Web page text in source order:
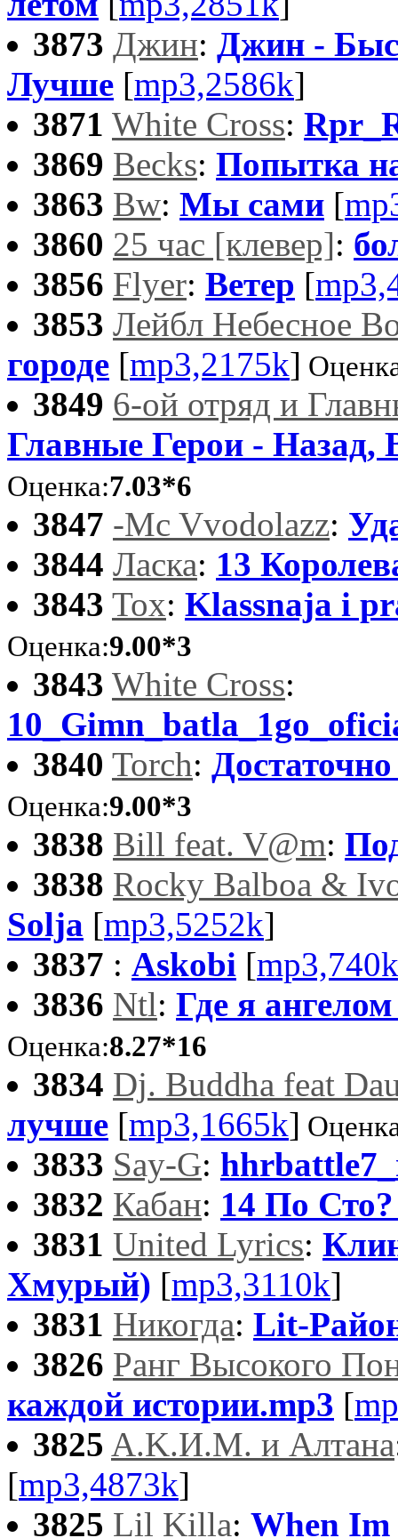
3873 Джин: Джин -
Лучше [mp3,2586k]
3871 White Cross:
3869 Becks: Попытка
3863 Bw: Мы сами [
3860 25 час [клевер]:
3856 Flyer: Ветер [
3853 Лейбл Небесное
городе [mp3,2175k]
3849 6-ой отряд и
Главные Герои - Назад,
Оценка:7.03*6
3847 -Mc Vvodolazz:
3844 Ласка: 13
3843 Tox: Klassnaja i
Оценка:9.00*3
3843 White Cross:
3840 Torch:
Оценка:9.00*3
3838 Bill feat. V@m:
3838 Rocky Balboa &
Solja [mp3,5252k]
3837 : Askobi [mp3,740k
3836 Ntl: Где я
Оценка:8.27*16
3834 Dj. Buddha feat
лучше [mp3,1665k]
3833 Say-G:
3832 Кабан: 14 По Сто?
3831 United Lyrics:
Хмурый) [mp3,3110k]
3831 Никогда: Lit-
3826 Ранг Высокого
каждой истории.mp3 [
3825 A.K.И.М. и Алтана
[mp3,4873k]
3825 Lil Killa: When Im